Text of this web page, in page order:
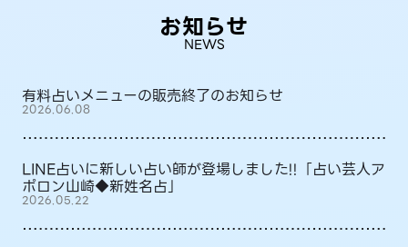
お知らせ
NEWS
有料占いメニューの販売終了のお知らせ
2026.06.08
LINE占いに新しい占い師が登場しました!!「占い芸人ア
ポロン山崎◆新姓名占」
2026.05.22